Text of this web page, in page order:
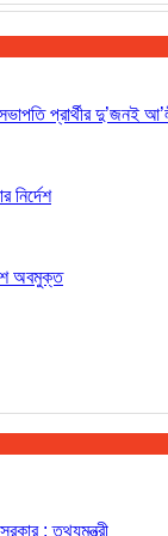
সভাপতি প্রার্থীর দু’জনই
নির্দেশ
অবমুক্ত
: তথ্যমন্ত্রী